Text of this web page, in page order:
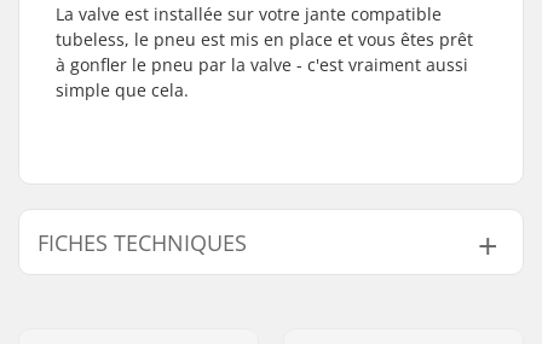
La valve est installée sur votre jante compatible
tubeless, le pneu est mis en place et vous êtes prêt
à gonfler le pneu par la valve - c'est vraiment aussi
simple que cela.
FICHES TECHNIQUES